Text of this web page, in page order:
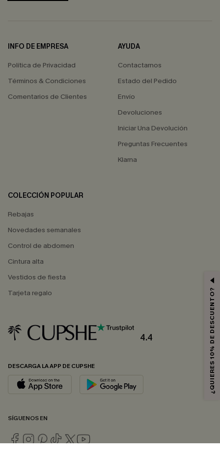
INFO DE EMPRESA
Política de Privacidad
Términos & Condiciones
Comentarios de Clientes
AYUDA
Contactarnos
Estado del Pedido
Envío
Devoluciones
Iniciar Una Devolución
Preguntas Frecuentes
Klarna
COLECCIÓN POPULAR
Rebajas
Novedades semanales
Control de abdomen
Cintura alta
Vestidos de fiesta
Tarjeta regalo
4.4
DESCARGA LA APP DE CUPSHE
SÍGUENOS EN
¿QUIERES 10% DE DESCUENTO?